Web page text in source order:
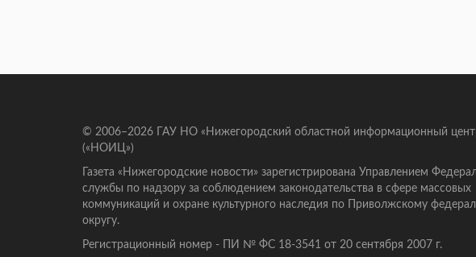
© 2006–2026 ГАУ НО «Нижегородский областной информационный
(«НОИЦ»)
Газета «Нижегородские новости» зарегистрирована Управлением
службы по надзору за соблюдением законодательства в сфере массовых
коммуникаций и охране культурного наследия по Приволжскому
округу.
Регистрационный номер - ПИ № ФС 18-3541 от 20 сентября 2007 г.